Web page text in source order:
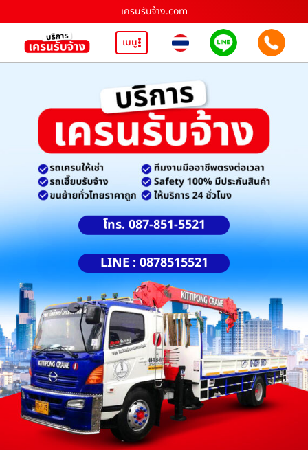
เครนรับจ้าง.com
เมนู
โทร. 087-851-5521
LINE : 0878515521